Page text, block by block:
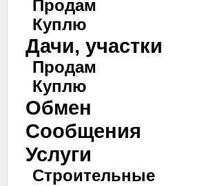
Продам
Куплю
Дачи, участки
Продам
Куплю
Обмен
Сообщения
Услуги
Строительные